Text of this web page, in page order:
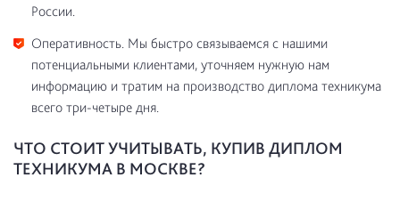
России.
Оперативность. Мы быстро связываемся с нашими
потенциальными клиентами, уточняем нужную нам
информацию и тратим на производство диплома техникума
всего три-четыре дня.
ЧТО СТОИТ УЧИТЫВАТЬ, КУПИВ ДИПЛОМ
ТЕХНИКУМА В МОСКВЕ?